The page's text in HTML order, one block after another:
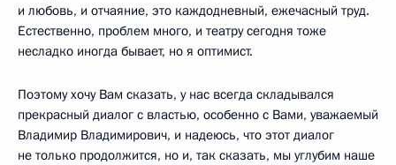
и любовь, и отчаяние, это каждодневный, ежечасный труд.
Естественно, проблем много, и театру сегодня тоже
несладко иногда бывает, но я оптимист.
Поэтому хочу Вам сказать, у нас всегда складывался
прекрасный диалог с властью, особенно с Вами, уважаемый
Владимир Владимирович, и надеюсь, что этот диалог
не только продолжится, но и, так сказать, мы углубим наше